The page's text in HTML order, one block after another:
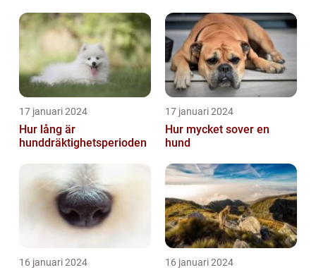
scabiei
17 januari 2024
Hur lång är
hunddräktighetsperioden
17 januari 2024
Hur mycket sover en
hund
16 januari 2024 16 januari 2024